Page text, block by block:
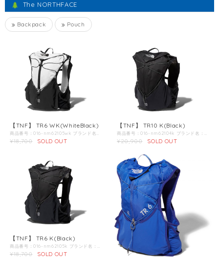
The NORTHFACE
Backpack Pouch
【TNF】 TR6 WK(WhiteBlack)
商品番号：016-nm62105wk ブランド名：TNF / ノースフェイス / 商品名：ティーアール6 WK 商品説明：本格的なトレイルレース用のテクニカルパックとして進化を続ける、THE NORTH FACE FLIGHT SERIESの代表モデル『TR』の小型（7L：Mサイズ）パックです。メインファブリックは、耐久性と軽量さを両立した100デニールナイロンを使用し、ストレッチファブリックを組み合わせることで収納スペースの確保とスマートな形状をデザイン。背面は、銀イオンによる抗菌防臭性をもつポリジン加工を施した通気性が高い軽量メッシュを使用。また、ショルダー部分には、上段の可動式ストラップを加えた3本のチェストストラップを配置し、フィット性とホールド性を向上させています。内部容量以上の収納力を発揮する外付けのストレッチポケットは、目視可能なショルダー部分の収納ポケットはもちろん、パックフロントの大型ポケットまで含めて、立ち止まることなく操作可能な利便性を追求。背負ったまま本体をコンプレッションできるコード式スタビライザーを設け、荷物の容量に応じてフィット性の調節が可能です。レインウエアやエマージェンシーキットなどが必要なショート〜ミドルレースにおすすめです。 Color：WhiteBlack＊第2画像以降の画像は別のカラーの商品を使用している場合があります。 こちらの商品のカラーは第1画像のカラーとなります。 Fablic：100Dチェスナイロン、ストレッチファブリック Function：背面にポリジン加工を施した通気性の高い軽量メッシュ／上部面ファスナーフラップ／センターダブルジッパーで大きく開くメインコンパートメント／コンプレッションバンジーコード／本体下部に上下・左右からアクセスできるストレッチポケット／本体内部右側にジッパーつきメッシュポケット／本体内部左側にスリットメッシュポケット／リザーバー専用コンパートメント／肌当たりを考慮した柔らかいバインディングテープ／ショルダーハーネス部分にゴムスピンドルつきのストレッチボトルポケット／フロント下部に立体型のストレッチスリットポケット／フロント下部右側のストレッチポケット内にホイッスルジッパーつきセキュリティメッシュポケット／フロント下部左側のストレッチポケット内に滑り止めつき携帯用スリットポケット／両サイドにストレッチスリットポケット／フィット感を向上させた3本のチェストストラップ／一番上のチェストストラップは高さ調整可能／ラッシュポイント／リフレクターロゴ サイズ別ウェイト：S／275g、M／300g、L／320g 寸法：S／着丈40×身幅37×裾幅30cm、M／着丈42×身幅40.5×裾幅33.5cm、L／着丈44×身幅44×裾幅37cm 容量：S／6L、M／7L、L／8L FLIGHT SERIES：最小の装備が生む、最大の機能性。 ［FAST／LIGHT／COMPACT］ アウトドア・アクティビティのシリアスなシーンで最大のパフォーマンスを発揮する。しかも、より軽くコンパクトな装備でそれを実現する。THE NORTH FACEのフライトシリーズは、最小の装備でありながら最大の機能性を追求したハイパフォーマンスなミニマルスタイルです。FAST、LIGHT、COMPACTをテーマに余分な機能や装飾を削ぎ落とすことで、フィールドでの安全性と快適性、かつてない行動の自由度を高めました。最先端のテクノロジーとアイデアによって、ミニマリストの要求に高次元で応えるウェア&イクイップメント。その新しい機能性が、さまざまなフィールドに新しい可能性をもたらします。 ポリジン加工：ポリジン加工は、ニオイの元となるバクテリアの繁殖を抑えてニオイを防ぐ技術です。 汗自体のニオイはほとんどありません。汗臭さは皮膚表面の常在菌が増殖することによって発生します。常在菌が、皮脂や角質などの栄養分を分解する時にニオイが発生するのですが、通常は、常在菌の数が少ないので、ほとんどニオイを感じることはありません。しかし、汗をかいた後は、常在菌が繁殖するのに適した条件が整うので、一気に繁殖します。これがニオイの原因なのです。特に汗をかいた後、6時間後あたりが最もニオイが強くなると言われています。 注意事項/計測方法：■注意事項 サイズ寸法（実寸）は製品の仕上がり寸法のことです。 サイズ寸法（実寸）は全て平台に平置きした時の外寸を表示しております。 ヌード寸法とサイズ寸法（実寸）は別物です。 実際の体型から割り出したサイズの選択方法については「サイズの選び方」をご参照ください。 商品吊り札に記載されているのは、サイズ寸法（実寸）ではなく、ヌード寸法になります。 外寸は手で計測しているため、商品によっては若干の誤差（1〜2cm）が生じる可能性があります。 ■計測について ストレッチ素材の商品は、伸びていない状態の外寸を表示しております。採寸個所は下記計測位置をご参照ください。 襟のある商品の場合、襟はふくみません。 フリル・ギャザー・プリーツのある商品は、まっすぐ伸ばした状態の外寸を表示しております。 ダウンジャケットは、ダウンのふくらみをなくし、平たく伸ばした状態の外寸を表示しております。 フィット感を確かめるために、お手持ちのウエアを測り、サイズ寸法を比較されることをおすすめいたします。
¥18,700 SOLD OUT
【TNF】 TR10 K(Black)
商品番号：016-nm62104k ブランド名：TNF / ノースフェイス / 商品名：ティーアール10 K 商品説明：本格的なトレイルレース用のテクニカルパックとして進化を続ける、THE NORTH FACE FLIGHT SERIESの代表モデル『TR』の中型（9L：Mサイズ）パックです。メインファブリックは、耐久性と軽量さを両立した100デニールナイロンを使用し、ストレッチファブリックを組み合わせることで収納スペースの確保とスマートな形状をデザイン。背面は、銀イオンによる抗菌防臭性をもつポリジン加工を施した通気性が高い軽量メッシュを使用。また、ショルダー部分には、上段の可動式ストラップを加えた3本のチェストストラップを配置し、フィット性とホールド性を向上させています。内部容量以上の収納力を発揮する外付けのストレッチポケットは、目視可能なショルダー部分の収納ポケットはもちろん、パックフロントの大型ポケットまで含めて、立ち止まることなく操作可能な利便性を追求。背負ったまま本体をコンプレッションできるコード式スタビライザーを設け、荷物の容量に応じてフィット性の調節が可能です。防寒着やレインウエア、エマージェンシーキットなどが必要なミドル〜ロングレースにおすすめです。 Color：Black＊第2画像以降の画像は別のカラーの商品を使用している場合があります。 こちらの商品のカラーは第1画像のカラーとなります。 Fablic：100Dチェスナイロン、ストレッチファブリック Function：背面にポリジン加工を施した通気性の高い軽量メッシュ／上部面ファスナーフラップ／センターダブルジッパーで大きく開くメインコンパートメント／コンプレッションバンジーコード／本体下部に上下・左右からアクセスできるストレッチポケット／本体内部右側にジッパーつきメッシュポケット／本体内部左側にスリットメッシュポケット／リザーバー専用コンパートメント／肌当たりを考慮した柔らかいバインディングテープ／ショルダーハーネス部分にゴムスピンドルつきのストレッチボトルポケット／フロント下部に立体型のストレッチスリットポケット／フロント下部右側のストレッチポケット内にホイッスルジッパーつきセキュリティメッシュポケット／フロント下部左側のストレッチポケット内に滑り止めつき携帯用スリットポケット／両サイドにストレッチスリットポケット／フィット感を向上させた3本のチェストストラップ／一番上のチェストストラップは高さ調整可能／ラッシュポイント／リフレクターロゴ サイズ別ウェイト：S／290g、M／315g、L／335g 寸法：S／着丈40×身幅37×裾幅30cm、M／着丈42×身幅40.5×裾幅33.5cm、L／着丈44×身幅44×裾幅37cm 容量：S／8L、M／9L、L／10L FLIGHT SERIES：最小の装備が生む、最大の機能性。 ［FAST／LIGHT／COMPACT］ アウトドア・アクティビティのシリアスなシーンで最大のパフォーマンスを発揮する。しかも、より軽くコンパクトな装備でそれを実現する。THE NORTH FACEのフライトシリーズは、最小の装備でありながら最大の機能性を追求したハイパフォーマンスなミニマルスタイルです。FAST、LIGHT、COMPACTをテーマに余分な機能や装飾を削ぎ落とすことで、フィールドでの安全性と快適性、かつてない行動の自由度を高めました。最先端のテクノロジーとアイデアによって、ミニマリストの要求に高次元で応えるウェア&イクイップメント。その新しい機能性が、さまざまなフィールドに新しい可能性をもたらします。 ポリジン加工：ポリジン加工は、ニオイの元となるバクテリアの繁殖を抑えてニオイを防ぐ技術です。 汗自体のニオイはほとんどありません。汗臭さは皮膚表面の常在菌が増殖することによって発生します。常在菌が、皮脂や角質などの栄養分を分解する時にニオイが発生するのですが、通常は、常在菌の数が少ないので、ほとんどニオイを感じることはありません。しかし、汗をかいた後は、常在菌が繁殖するのに適した条件が整うので、一気に繁殖します。これがニオイの原因なのです。特に汗をかいた後、6時間後あたりが最もニオイが強くなると言われています。 注意事項/計測方法：■注意事項 サイズ寸法（実寸）は製品の仕上がり寸法のことです。 サイズ寸法（実寸）は全て平台に平置きした時の外寸を表示しております。 ヌード寸法とサイズ寸法（実寸）は別物です。 実際の体型から割り出したサイズの選択方法については「サイズの選び方」をご参照ください。 商品吊り札に記載されているのは、サイズ寸法（実寸）ではなく、ヌード寸法になります。 外寸は手で計測しているため、商品によっては若干の誤差（1〜2cm）が生じる可能性があります。 ■計測について ストレッチ素材の商品は、伸びていない状態の外寸を表示しております。採寸個所は下記計測位置をご参照ください。 襟のある商品の場合、襟はふくみません。 フリル・ギャザー・プリーツのある商品は、まっすぐ伸ばした状態の外寸を表示しております。 ダウンジャケットは、ダウンのふくらみをなくし、平たく伸ばした状態の外寸を表示しております。 フィット感を確かめるために、お手持ちのウエアを測り、サイズ寸法を比較されることをおすすめいたします。
¥20,900 SOLD OUT
【TNF】 TR6 K(Black)
¥18,700
SOLD OUT